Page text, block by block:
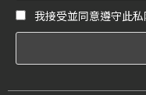
我接受並同意遵守此